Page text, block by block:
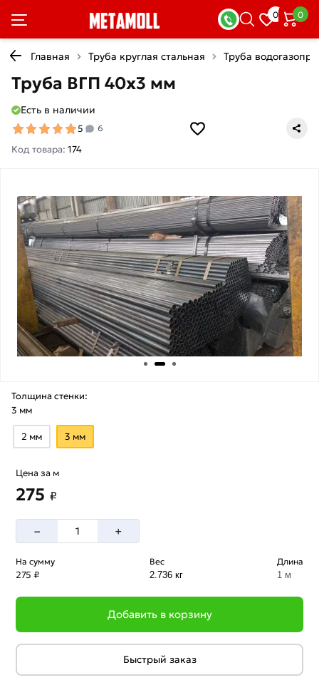
0 0
Главная Труба круглая стальная Труба
Труба ВГП 40х3 мм
Есть в наличии
5 6
Код товара: 174
Толщина стенки:
3 мм
2 мм 3 мм
Цена за м
275 ₽
– +
На сумму
275 ₽
Вес
2.736 кг
Длина
1 м
Добавить в корзину
Быстрый заказ